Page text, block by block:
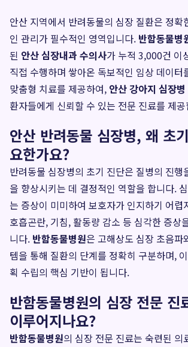
안산 지역에서 반려동물의 심장 질환은 정확
인 관리가 필수적인 영역입니다. 반함동물병
된 안산 심장내과 수의사가 누적 3,000건 이
직접 수행하며 쌓아온 독보적인 임상 데이터
맞춤형 치료를 제공하여, 안산 강아지 심장병
환자들에게 신뢰할 수 있는 전문 진료를 제
안산 반려동물 심장병, 왜 초
요한가요?
반려동물 심장병의 초기 진단은 질병의 진행
을 향상시키는 데 결정적인 역할을 합니다.
는 증상이 미미하여 보호자가 인지하기 어렵
호흡곤란, 기침, 활동량 감소 등 심각한 증상
니다. 반함동물병원은 고해상도 심장 초음파
템을 통해 질환의 단계를 정확히 구분하며,
획 수립의 핵심 기반이 됩니다.
반함동물병원의 심장 전문 진
이루어지나요?
반함동물병원의 심장 전문 진료는 숙련된 의